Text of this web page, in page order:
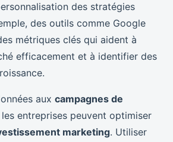
des stratégies
des outils comme Google
métriques clés qui aident à
efficacement et à identifier des
aux campagnes de
les entreprises peuvent optimiser
marketing. Utiliser